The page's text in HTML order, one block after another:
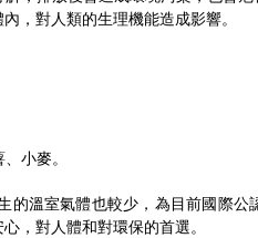
，對人類的生理機能造成影響。
小麥。
溫室氣體也較少，為目前國際
，對人體和對環保的首選。